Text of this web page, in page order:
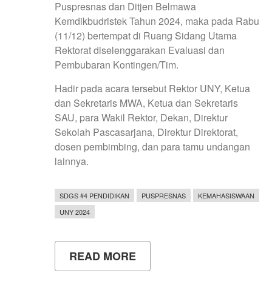
Puspresnas dan Ditjen Belmawa
Kemdikbudristek Tahun 2024, maka pada Rabu
(11/12) bertempat di Ruang Sidang Utama
Rektorat diselenggarakan Evaluasi dan
Pembubaran Kontingen/Tim.
Hadir pada acara tersebut Rektor UNY, Ketua
dan Sekretaris MWA, Ketua dan Sekretaris
SAU, para Wakil Rektor, Dekan, Direktur
Sekolah Pascasarjana, Direktur Direktorat,
dosen pembimbing, dan para tamu undangan
lainnya.
SDGS #4 PENDIDIKAN PUSPRESNAS
KEMAHASISWAAN
UNY 2024
READ MORE
EVALUASI